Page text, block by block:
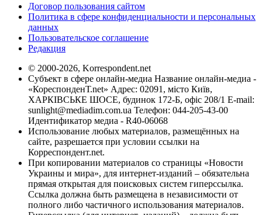
Договор пользования сайтом
Политика в сфере конфиденциальности и персональных
данных
Пользовательское соглашение
Редакция
© 2000-2026, Korrespondent.net
Субъект в сфере онлайн-медиа Название онлайн-медиа -
«КореспонденТ.net» Адрес: 02091, місто Київ,
ХАРКІВСЬКЕ ШОСЕ, будинок 172-Б, офіс 208/1 E-mail:
sunlight@mediadim.com.ua Телефон: 044-205-43-00
Идентификатор медиа - R40-06068
Использование любых материалов, размещённых на
сайте, разрешается при условии ссылки на
Корреспондент.net.
При копировании материалов со страницы «Новости
Украины и мира», для интернет-изданий – обязательна
прямая открытая для поисковых систем гиперссылка.
Ссылка должна быть размещена в независимости от
полного либо частичного использования материалов.